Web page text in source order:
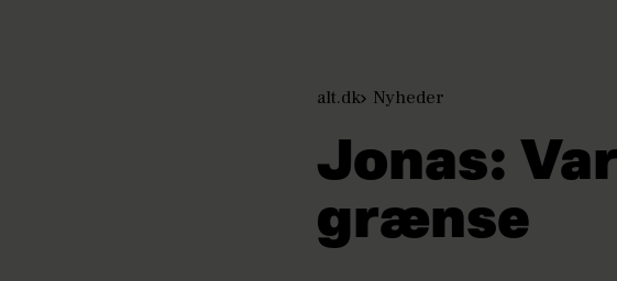
alt.dk Nyheder
Jonas:
grænse